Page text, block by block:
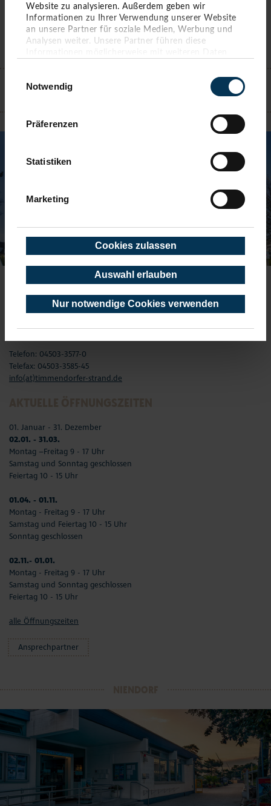
Website zu analysieren. Außerdem geben wir
Informationen zu Ihrer Verwendung unserer Website
an unsere Partner für soziale Medien, Werbung und
Analysen weiter. Unsere Partner führen diese
sie im Rahmen Ihrer Nutzung der Dienste gesammelt
haben. Sie geben Einwilligung zu unseren Cookies,
Notwendig
Präferenzen
Statistiken
Marketing
Cookies zulassen
Auswahl erlauben
Nur notwendige Cookies verwenden
TOURIST-INFORMATION TIMMENDORFER STRAND
23669 Timmendorfer Strand
Telefon: 04503-3577-0
Telefax: 04503-3585-45
info(at)timmendorfer-strand.de
01. Januar - 31. Dezember
02.01. - 31.03.
Montag –Freitag 9 - 17 Uhr
Samstag und Sonntag geschlossen
Feiertag 10 - 15 Uhr
01.04. - 01.11.
Montag - Freitag 9 - 17 Uhr
Samstag und Feiertag 10 - 15 Uhr
Sonntag geschlossen
02.11.- 01.01.
Montag - Freitag 9 - 17 Uhr
Samstag und Sonntag geschlossen
Feiertag 10 - 15 Uhr
alle Öffnungszeiten
Ansprechpartner